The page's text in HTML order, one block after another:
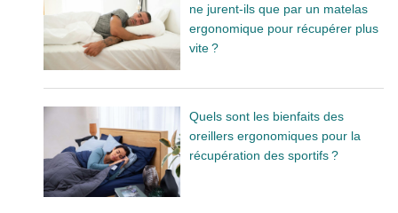
ne jurent-ils que par un matelas
ergonomique pour récupérer plus
vite ?
Quels sont les bienfaits des
oreillers ergonomiques pour la
récupération des sportifs ?